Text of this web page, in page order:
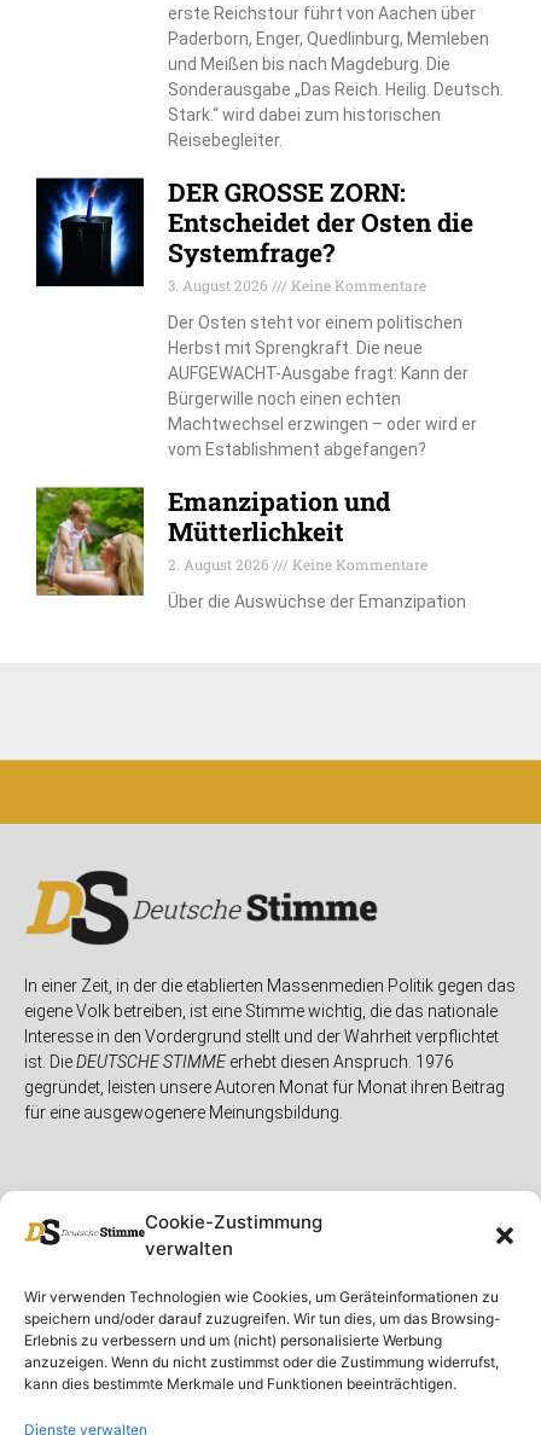
Cookie-Zustimmung
verwalten
Wir verwenden Technologien wie Cookies, um Geräteinformationen zu
speichern und/oder darauf zuzugreifen. Wir tun dies, um das Browsing-
Erlebnis zu verbessern und um (nicht) personalisierte Werbung
anzuzeigen. Wenn du nicht zustimmst oder die Zustimmung widerrufst,
kann dies bestimmte Merkmale und Funktionen beeinträchtigen.
Dienste verwalten
erste Reichstour führt von Aachen über
Paderborn, Enger, Quedlinburg, Memleben
und Meißen bis nach Magdeburg. Die
Sonderausgabe „Das Reich. Heilig. Deutsch.
Stark.“ wird dabei zum historischen
Reisebegleiter.
DER GROSSE ZORN:
Entscheidet der Osten die
Systemfrage?
3. August 2026
Keine Kommentare
Der Osten steht vor einem politischen
Herbst mit Sprengkraft. Die neue
AUFGEWACHT-Ausgabe fragt: Kann der
Bürgerwille noch einen echten
Machtwechsel erzwingen – oder wird er
vom Establishment abgefangen?
Emanzipation und
Mütterlichkeit
2. August 2026
Keine Kommentare
Über die Auswüchse der Emanzipation
In einer Zeit, in der die etablierten Massenmedien Politik gegen das
eigene Volk betreiben, ist eine Stimme wichtig, die das nationale
Interesse in den Vordergrund stellt und der Wahrheit verpflichtet
ist. DieDEUTSCHE STIMMEerhebt diesen Anspruch. 1976
gegründet, leisten unsere Autoren Monat für Monat ihren Beitrag
für eine ausgewogenere Meinungsbildung.
Unser Magazin
Spenden
Ausgaben
Abonnieren
Rubriken
Deutschland
Ausland
Rechtliches
Rechtliche Hinweise
Impressum
Datenschutzerklärung